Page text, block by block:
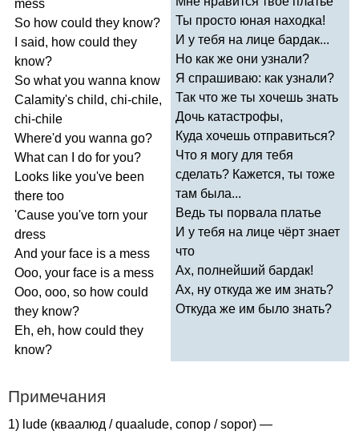
mess
So how could they know?
said, how could they
know?
So what you wanna know
Calamity's child, chi-chile,
chi-chile
Where'd you wanna go?
What can do for you?
Looks like you've been
there too
'Cause you've torn your
dress
And your face is a mess
Ooo, your face is a mess
Ooo, ooo, so how could
they know?
Eh, eh, how could they
know?
Ты просто юная находка!
И у тебя на лице бардак...
Но как же они узнали?
Я спрашиваю: как узнали?
Так что же ты хочешь знать
Дочь катастрофы,
Куда хочешь отправиться?
Что я могу для тебя
сделать? Кажется, ты тоже
там была...
Ведь ты порвала платье
И у тебя на лице чёрт знает
что
Ах, полнейший бардак!
Ах, ну откуда же им знать?
Откуда же им было знать?
Примечания
1) lude (кваалюд /quaalude, сопор /sopor) —